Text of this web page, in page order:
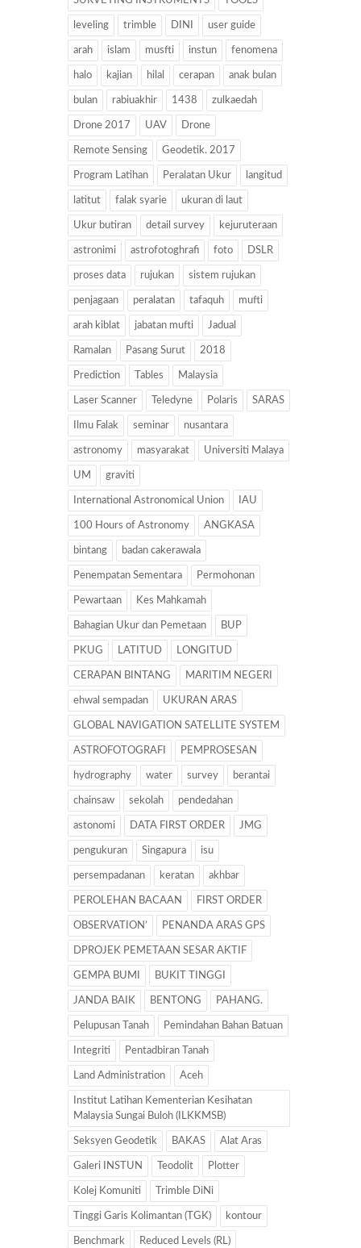
leveling trimble DINI user guide
arah islam musfti instun fenomena
halo kajian hilal cerapan anak bulan
bulan rabiuakhir 1438 zulkaedah
Drone 2017 UAV Drone
Remote Sensing Geodetik. 2017
Program Latihan Peralatan Ukur langitud
latitut falak syarie ukuran di laut
Ukur butiran detail survey kejuruteraan
astronimi astrofotoghrafi foto DSLR
proses data rujukan sistem rujukan
penjagaan peralatan tafaquh mufti
arah kiblat jabatan mufti Jadual
Ramalan Pasang Surut 2018
Prediction Tables Malaysia
Laser Scanner Teledyne Polaris SARAS
Ilmu Falak seminar nusantara
astronomy masyarakat Universiti Malaya
UM graviti
International Astronomical Union IAU
100 Hours of Astronomy ANGKASA
bintang badan cakerawala
Penempatan Sementara Permohonan
Pewartaan Kes Mahkamah
Bahagian Ukur dan Pemetaan BUP
PKUG LATITUD LONGITUD
CERAPAN BINTANG MARITIM NEGERI
ehwal sempadan UKURAN ARAS
GLOBAL NAVIGATION SATELLITE SYSTEM
ASTROFOTOGRAFI PEMPROSESAN
hydrography water survey berantai
chainsaw sekolah pendedahan
astonomi DATA FIRST ORDER JMG
pengukuran Singapura isu
persempadanan keratan akhbar
PEROLEHAN BACAAN FIRST ORDER
OBSERVATION’ PENANDA ARAS GPS
DPROJEK PEMETAAN SESAR AKTIF
GEMPA BUMI BUKIT TINGGI
JANDA BAIK BENTONG PAHANG.
Pelupusan Tanah Pemindahan Bahan Batuan
Integriti Pentadbiran Tanah
Land Administration Aceh
Institut Latihan Kementerian Kesihatan
Malaysia Sungai Buloh (ILKKMSB)
Seksyen Geodetik BAKAS Alat Aras
Galeri INSTUN Teodolit Plotter
Kolej Komuniti Trimble DiNi
Tinggi Garis Kolimantan (TGK) kontour
Benchmark Reduced Levels (RL)